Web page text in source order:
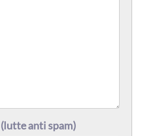
(lutte anti spam)